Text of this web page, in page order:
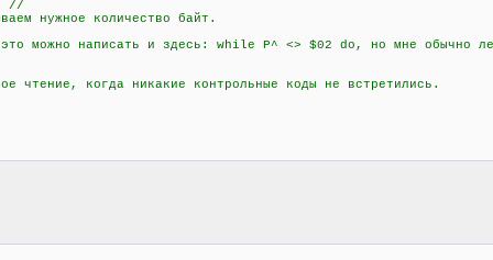
//
нужное количество байт.
написать и здесь: while P^ <> $02 do, но мне обычно
когда никакие контрольные коды не встретились.